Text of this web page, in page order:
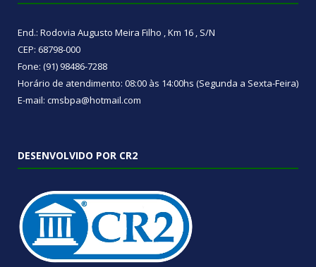
End.: Rodovia Augusto Meira Filho , Km 16 , S/N
CEP: 68798-000
Fone: (91) 98486-7288
Horário de atendimento: 08:00 às 14:00hs (Segunda a Sexta-Feira)
E-mail: cmsbpa@hotmail.com
DESENVOLVIDO POR CR2